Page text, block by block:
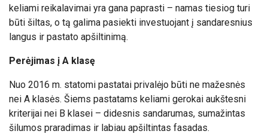
keliami reikalavimai yra gana paprasti – namas tiesiog turi
būti šiltas, o tą galima pasiekti investuojant į sandaresnius
langus ir pastato apšiltinimą.
Perėjimas į A klasę
Nuo 2016 m. statomi pastatai privalėjo būti ne mažesnės
nei A klasės. Šiems pastatams keliami gerokai aukštesni
kriterijai nei B klasei – didesnis sandarumas, sumažintas
šilumos praradimas ir labiau apšiltintas fasadas.